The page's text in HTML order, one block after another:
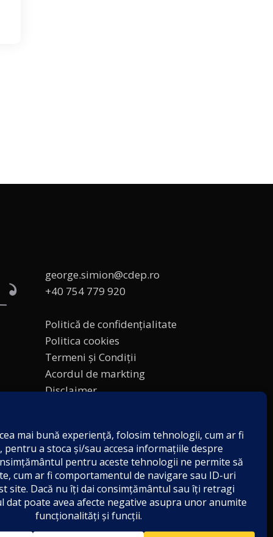
george.simion@cdep.ro
+40 754 779 920
Politică de confidențialitate
Politica cookies
Termeni și Condiții
Acordul de markting
Disclaimer